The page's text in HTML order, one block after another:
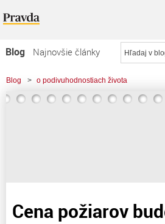
Blog
Najnovšie články
Najčítanejšie články
Najkomentovanejšie články
Blog > o podivuhodnostiach života
> Cena požiarov bude viac ako 250 miliárd
Cena požiarov